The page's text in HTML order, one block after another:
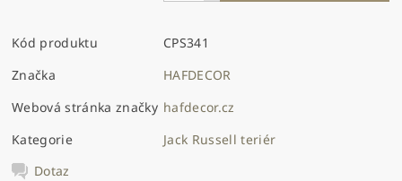
Kód produktu
CPS341
Značka
HAFDECOR
Webová stránka značky hafdecor.cz
Kategorie
Jack Russell teriér
Dotaz